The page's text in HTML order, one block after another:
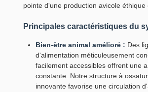
pointe d'une production avicole éthique
Principales caractéristiques du
Bien-être animal amélioré : Des
d'alimentation méticuleusement
facilement accessibles offrent une
constante. Notre structure à
innovante favorise une circulation